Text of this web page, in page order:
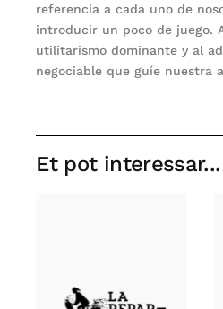
referencia a cada uno de
introducir un poco de juego.
utilitarismo dominante y al
negociable que guíe nuestra
Et pot interessar...